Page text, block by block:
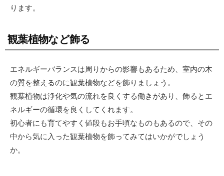
ります。
観葉植物など飾る
エネルギーバランスは周りからの影響もあるため、室内の木
の質を整えるのに観葉植物などを飾りましょう。
観葉植物は浄化や気の流れを良くする働きがあり、飾るとエ
ネルギーの循環を良くしてくれます。
初心者にも育てやすく値段もお手頃なものもあるので、その
中から気に入った観葉植物を飾ってみてはいかがでしょう
か。